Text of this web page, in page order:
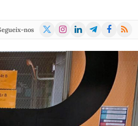
nos
X
Instagram
LinkedInTelegramFacebook
RSS